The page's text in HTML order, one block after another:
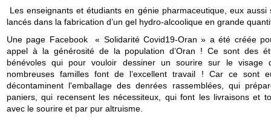
Les enseignants et étudiants en génie pharmaceutique, eux aussi
lancés dans la fabrication d’un gel hydro-alcoolique en grande
Une page Facebook « Solidarité Covid19-Oran » a été créée
appel à la générosité de la population d’Oran ! Ce sont des
bénévoles qui pour vouloir dessiner un sourire sur le visage
nombreuses familles font de l’excellent travail ! Car ce sont
décontaminent l'emballage des denrées rassemblées, qui
paniers, qui recensent les nécessiteux, qui font les livraisons et
avec le sourire et par pur altruisme.